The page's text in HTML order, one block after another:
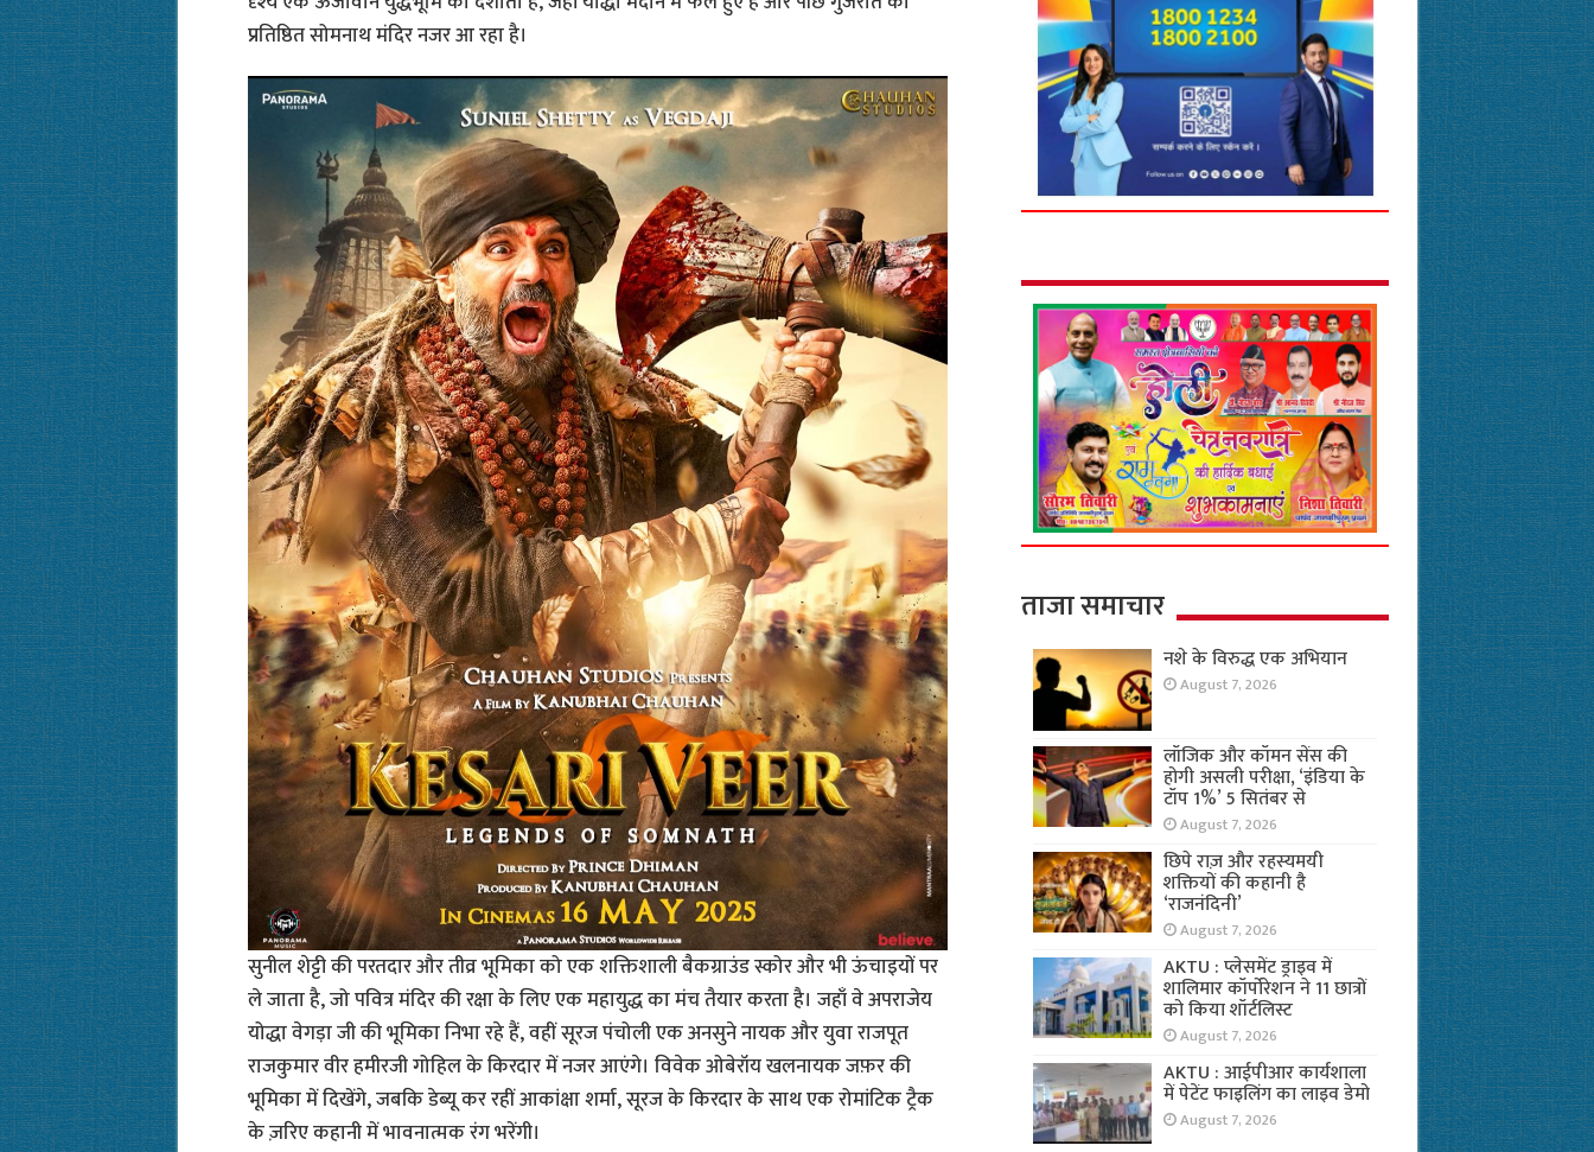
प्रतिष्ठित सोमनाथ मंदिर नजर आ रहा है।
सुनील शेट्टी की परतदार और तीव्र भूमिका को एक शक्तिशाली बैकग्राउंड स्कोर और भी ऊंचाइयों पर
ले जाता है, जो पवित्र मंदिर की रक्षा के लिए एक महायुद्ध का मंच तैयार करता है। जहाँ वे अपराजेय
योद्धा वेगड़ा जी की भूमिका निभा रहे हैं, वहीं सूरज पंचोली एक अनसुने नायक और युवा राजपूत
राजकुमार वीर हमीरजी गोहिल के किरदार में नजर आएंगे। विवेक ओबेरॉय खलनायक जफ़र की
भूमिका में दिखेंगे, जबकि डेब्यू कर रहीं आकांक्षा शर्मा, सूरज के किरदार के साथ एक रोमांटिक ट्रैक
के ज़रिए कहानी में भावनात्मक रंग भरेंगी।
ताजा समाचार
नशे के विरुद्ध एक अभियान
August 7, 2026
लॉजिक और कॉमन सेंस की
होगी असली परीक्षा, ‘इंडिया के
टॉप 1%’ 5 सितंबर से
August 7, 2026
छिपे राज़ और रहस्यमयी
शक्तियों की कहानी है
‘राजनंदिनी’
August 7, 2026
AKTU : प्लेसमेंट ड्राइव में
शालिमार कॉर्पोरेशन ने 11 छात्रों
को किया शॉर्टलिस्ट
August 7, 2026
AKTU : आईपीआर कार्यशाला
में पेटेंट फाइलिंग का लाइव डेमो
August 7, 2026